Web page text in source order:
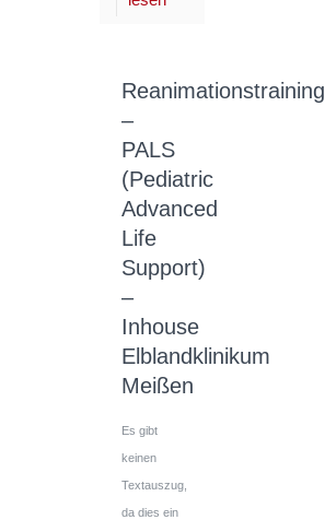
Reanimationstraining
–
PALS
(Pediatric
Advanced
Life
Support)
–
Inhouse
Elblandklinikum
Meißen
Es gibt
keinen
Textauszug,
da dies ein